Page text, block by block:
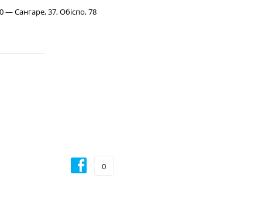
— Сангаре, 37, Обіспо, 78
0